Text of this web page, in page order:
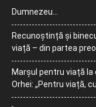
Dumnezeu…
Recunoștință și
viață – din partea
Marșul pentru viață la
Orhei: „Pentru viață,